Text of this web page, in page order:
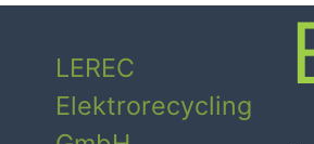
LEREC
Elektrorecycling